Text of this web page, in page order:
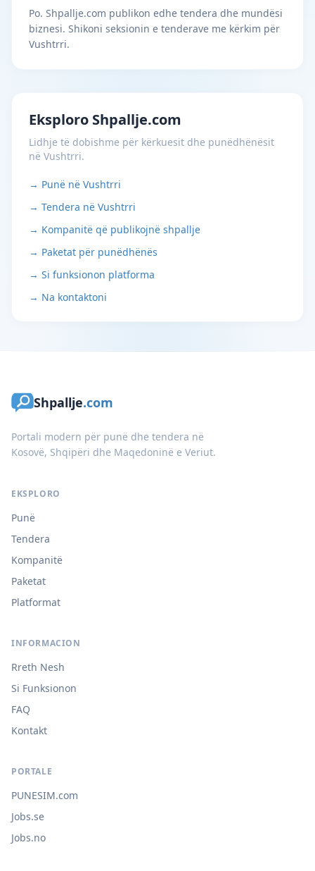
Po. Shpallje.com publikon edhe tendera dhe mundësi
biznesi. Shikoni seksionin e tenderave me kërkim për
Vushtrri.
Eksploro Shpallje.com
Lidhje të dobishme për kërkuesit dhe punëdhënësit
në Vushtrri.
→ Punë në Vushtrri
→ Tendera në Vushtrri
→ Kompanitë që publikojnë shpallje
→ Paketat për punëdhënës
→ Si funksionon platforma
→ Na kontaktoni
Shpallje.com
Portali modern për punë dhe tendera në
Kosovë, Shqipëri dhe Maqedoninë e Veriut.
EKSPLORO
Punë
Tendera
Kompanitë
Paketat
Platformat
INFORMACION
Rreth Nesh
Si Funksionon
FAQ
Kontakt
PORTALE
PUNESIM.com
Jobs.se
Jobs.no